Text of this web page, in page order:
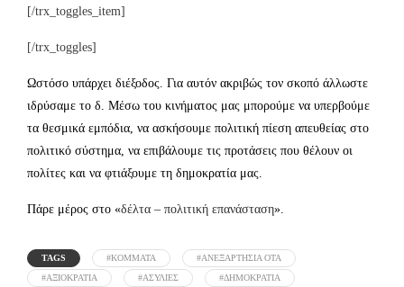
[/trx_toggles_item]
[/trx_toggles]
Ωστόσο υπάρχει διέξοδος. Για αυτόν ακριβώς τον σκοπό άλλωστε
ιδρύσαμε το δ. Μέσω του κινήματος μας μπορούμε να υπερβούμε
τα θεσμικά εμπόδια, να ασκήσουμε πολιτική πίεση απευθείας στο
πολιτικό σύστημα, να επιβάλουμε τις προτάσεις που θέλουν οι
πολίτες και να φτιάξουμε τη δημοκρατία μας.
Πάρε μέρος στο «δέλτα – πολιτική επανάσταση».
TAGS #KOMMATA
#ΑΝΕΞΑΡΤΗΣΙΑ ΟΤΑ
#ΑΞΙΟΚΡΑΤΙΑ
#ΑΣΥΛΙΕΣ
#ΔΗΜΟΚΡΑΤΙΑ